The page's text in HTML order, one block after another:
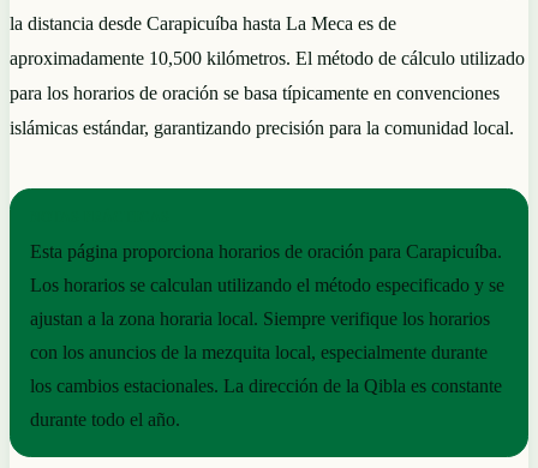
la distancia desde Carapicuíba hasta La Meca es de
aproximadamente 10,500 kilómetros. El método de cálculo utilizado
para los horarios de oración se basa típicamente en convenciones
islámicas estándar, garantizando precisión para la comunidad local.
Esta página proporciona horarios de oración para Carapicuíba.
Los horarios se calculan utilizando el método especificado y se
ajustan a la zona horaria local. Siempre verifique los horarios
con los anuncios de la mezquita local, especialmente durante
los cambios estacionales. La dirección de la Qibla es constante
durante todo el año.